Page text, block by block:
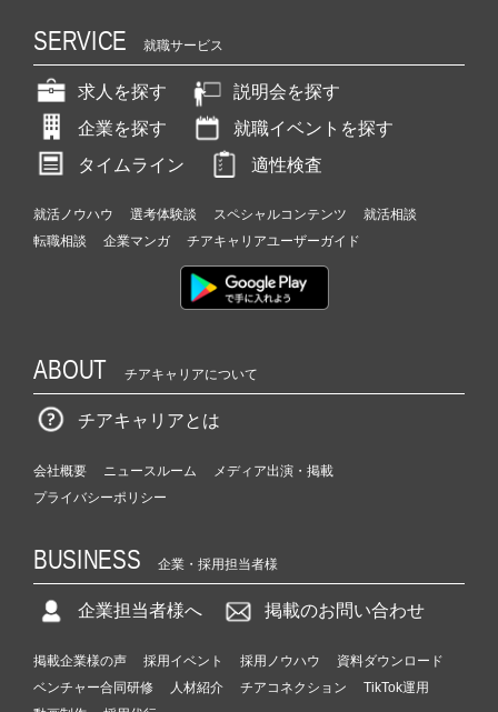
SERVICE 就職サービス
求人を探す
説明会を探す
企業を探す
就職イベントを探す
タイムライン
適性検査
就活ノウハウ 選考体験談 スペシャルコンテンツ
就活相談
転職相談
企業マンガ チアキャリアユーザーガイド
ABOUT チアキャリアについて
チアキャリアとは
会社概要 ニュースルーム
メディア出演・掲載
プライバシーポリシー
BUSINESS 企業・採用担当者様
企業担当者様へ 掲載のお問い合わせ
掲載企業様の声 採用イベント 採用ノウハウ
資料ダウンロード
ベンチャー合同研修
人材紹介 チアコネクション
TikTok運用